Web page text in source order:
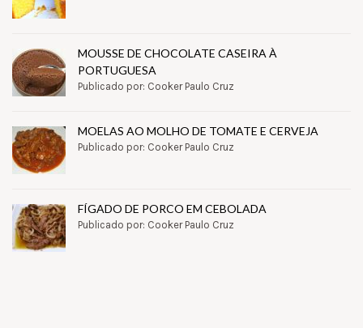
MOUSSE DE CHOCOLATE CASEIRA À
PORTUGUESA
Publicado por: Cooker Paulo Cruz
MOELAS AO MOLHO DE TOMATE E CERVEJA
Publicado por: Cooker Paulo Cruz
FÍGADO DE PORCO EM CEBOLADA
Publicado por: Cooker Paulo Cruz